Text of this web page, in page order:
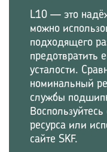
L10 — это
можно
подходящего
предотвратить
усталости.
номинальный
службы
ресурса или
сайте SKF.